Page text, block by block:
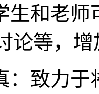
生和老
论等，
：致力